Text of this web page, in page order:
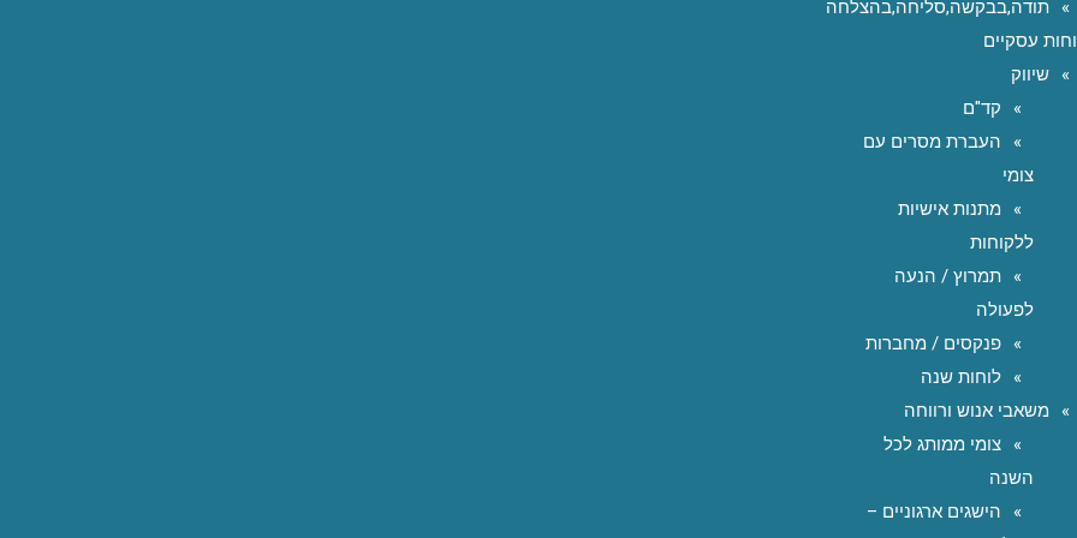
תודה,בבקשה,סליחה,בהצלחה
עסקיים
שיווק
קד"ם
העברת מסרים עם
צומי
מתנות אישיות
ללקוחות
תמרוץ / הנעה
לפעולה
פנקסים / מחברות
לוחות שנה
משאבי אנוש ורווחה
צומי ממותג לכל
השנה
הישגים ארגוניים –